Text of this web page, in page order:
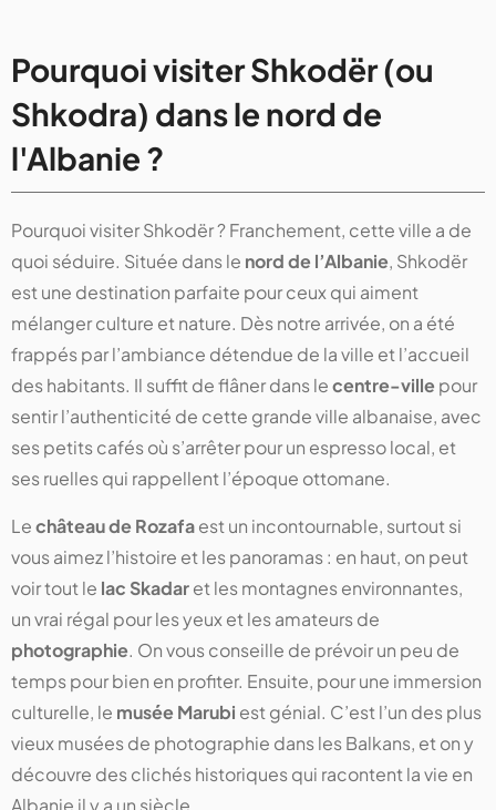
Pourquoi visiter Shkodër (ou
Shkodra) dans le nord de
l'Albanie ?
Pourquoi visiter Shkodër ? Franchement, cette ville a de
quoi séduire. Située dans le nord de l’Albanie, Shkodër
est une destination parfaite pour ceux qui aiment
mélanger culture et nature. Dès notre arrivée, on a été
frappés par l’ambiance détendue de la ville et l’accueil
des habitants. Il suffit de flâner dans lecentre-villepour
sentir l’authenticité de cette grande ville albanaise, avec
ses petits cafés où s’arrêter pour un espresso local, et
ses ruelles qui rappellent l’époque ottomane.
Lechâteau de Rozafaest un incontournable, surtout si
vous aimez l’histoire et les panoramas : en haut, on peut
voir tout le lac Skadaret les montagnes environnantes,
un vrai régal pour les yeux et les amateurs de
photographie. On vous conseille de prévoir un peu de
temps pour bien en profiter. Ensuite, pour une immersion
culturelle, le musée Marubi est génial. C’est l’un des plus
vieux musées de photographie dans les Balkans, et on y
découvre des clichés historiques qui racontent la vie en